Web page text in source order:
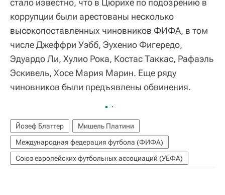
коррупции были арестованы несколько
высокопоставленных чиновников ФИФА, в том
числе Джеффри Уэбб, Эухенио Фигередо,
Эдуардо Ли, Хулио Рока, Костас Таккас, Рафаэль
Эскивель, Хосе Мария Марин. Еще ряду
чиновников были предъявлены обвинения.
Йозеф Блаттер
Мишель Платини
Международная федерация футбола (ФИФА)
Союз европейских футбольных ассоциаций (УЕФА)